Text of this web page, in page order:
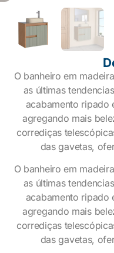
O banheiro em
as últimas
acabamento ripado
agregando mais
corrediças
das gavetas,
O banheiro em
as últimas
acabamento ripado
agregando mais
corrediças
das gavetas,